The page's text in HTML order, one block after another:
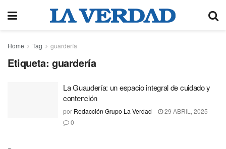
Home Tag guardería
Etiqueta: guardería
La Guaudería: un espacio integral de cuidado y
contención
por Redacción Grupo La Verdad
29 ABRIL, 2025
0